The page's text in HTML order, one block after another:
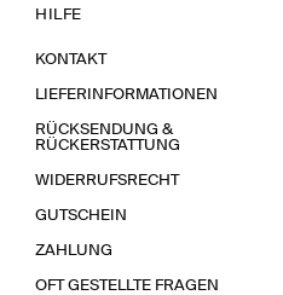
HILFE
KONTAKT
LIEFERINFORMATIONEN
RÜCKSENDUNG &
RÜCKERSTATTUNG
WIDERRUFSRECHT
GUTSCHEIN
ZAHLUNG
OFT GESTELLTE FRAGEN